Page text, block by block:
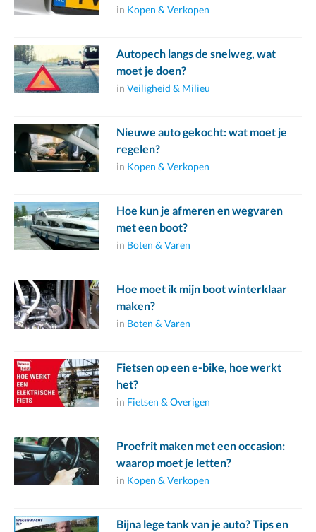
in Kopen & Verkopen
Autopech langs de snelweg, wat
moet je doen?
in Veiligheid & Milieu
Nieuwe auto gekocht: wat moet je
regelen?
in Kopen & Verkopen
Hoe kun je afmeren en wegvaren
met een boot?
in Boten & Varen
Hoe moet ik mijn boot winterklaar
maken?
in Boten & Varen
Fietsen op een e-bike, hoe werkt
het?
in Fietsen & Overigen
Proefrit maken met een occasion:
waarop moet je letten?
in Kopen & Verkopen
Bijna lege tank van je auto? Tips en